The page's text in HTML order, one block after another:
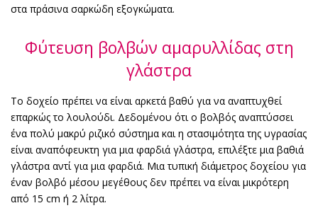
στα πράσινα σαρκώδη εξογκώματα.
Φύτευση βολβών αμαρυλλίδας στη
γλάστρα
Το δοχείο πρέπει να είναι αρκετά βαθύ για να αναπτυχθεί
επαρκώς το λουλούδι. Δεδομένου ότι ο βολβός αναπτύσσει
ένα πολύ μακρύ ριζικό σύστημα και η στασιμότητα της υγρασίας
είναι αναπόφευκτη για μια φαρδιά γλάστρα, επιλέξτε μια βαθιά
γλάστρα αντί για μια φαρδιά. Μια τυπική διάμετρος δοχείου για
έναν βολβό μέσου μεγέθους δεν πρέπει να είναι μικρότερη
από 15 cm ή 2 λίτρα.